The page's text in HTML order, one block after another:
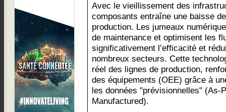
Avec le vieillissement des
composants entraîne une baisse
production. Les jumeaux
de maintenance et optimisent les
significativement l’efficacité et
nombreux secteurs. Cette
réel des lignes de production,
des équipements (OEE) grâce à
les données "prévisionnelles" (As-
Manufactured).